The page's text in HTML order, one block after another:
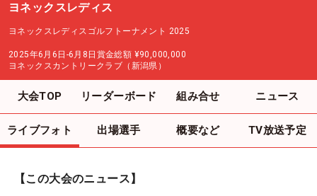
ヨネックスレディス
ヨネックスレディスゴルフトーナメント 2025
2025年6月6日-6月8日 賞金総額 ¥90,000,000
ヨネックスカントリークラブ（新潟県）
大会TOP リーダーボード 組み合せ ニュース
ライブフォト 出場選手 概要など TV放送予定
【この大会のニュース】